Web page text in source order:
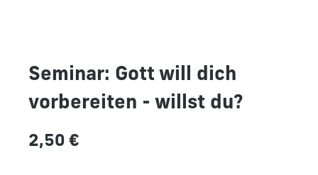
Seminar: Gott will dich
vorbereiten - willst du?
Regulärer Preis:
2,50 €